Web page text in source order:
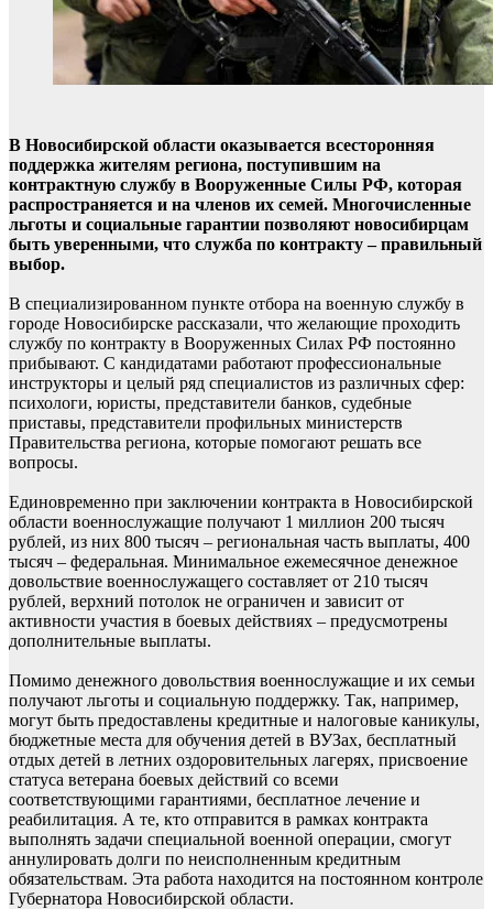
В Новосибирской области оказывается всесторонняя
поддержка жителям региона, поступившим на
контрактную службу в Вооруженные Силы РФ, которая
распространяется и на членов их семей. Многочисленные
льготы и социальные гарантии позволяют новосибирцам
быть уверенными, что служба по контракту – правильный
выбор.
В специализированном пункте отбора на военную службу в
городе Новосибирске рассказали, что желающие проходить
службу по контракту в Вооруженных Силах РФ постоянно
прибывают. С кандидатами работают профессиональные
инструкторы и целый ряд специалистов из различных сфер:
психологи, юристы, представители банков, судебные
приставы, представители профильных министерств
Правительства региона, которые помогают решать все
вопросы.
Единовременно при заключении контракта в Новосибирской
области военнослужащие получают 1 миллион 200 тысяч
рублей, из них 800 тысяч – региональная часть выплаты, 400
тысяч – федеральная. Минимальное ежемесячное денежное
довольствие военнослужащего составляет от 210 тысяч
рублей, верхний потолок не ограничен и зависит от
активности участия в боевых действиях – предусмотрены
дополнительные выплаты.
Помимо денежного довольствия военнослужащие и их семьи
получают льготы и социальную поддержку. Так, например,
могут быть предоставлены кредитные и налоговые каникулы,
бюджетные места для обучения детей в ВУЗах, бесплатный
отдых детей в летних оздоровительных лагерях, присвоение
статуса ветерана боевых действий со всеми
соответствующими гарантиями, бесплатное лечение и
реабилитация. А те, кто отправится в рамках контракта
выполнять задачи специальной военной операции, смогут
аннулировать долги по неисполненным кредитным
обязательствам. Эта работа находится на постоянном контроле
Губернатора Новосибирской области.